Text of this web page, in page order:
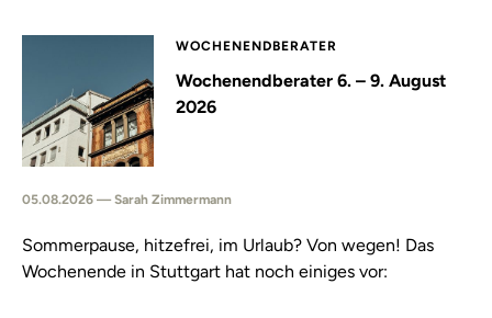
WOCHENENDBERATER
Wochenendberater 6. – 9. August
2026
05.08.2026 — Sarah Zimmermann
Sommerpause, hitzefrei, im Urlaub? Von wegen! Das
Wochenende in Stuttgart hat noch einiges vor: